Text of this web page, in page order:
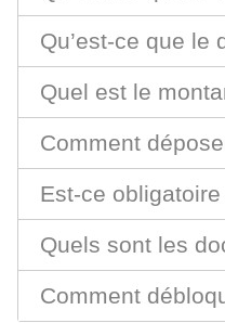
Qu’est-ce que le
Quel est le
Comment
Est-ce
Quels sont les
Comment